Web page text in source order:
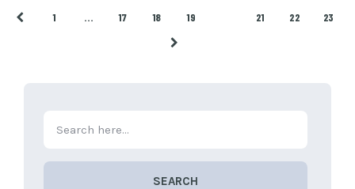
Pagination
1 … 17 18 19 21 22 23
SEARCH